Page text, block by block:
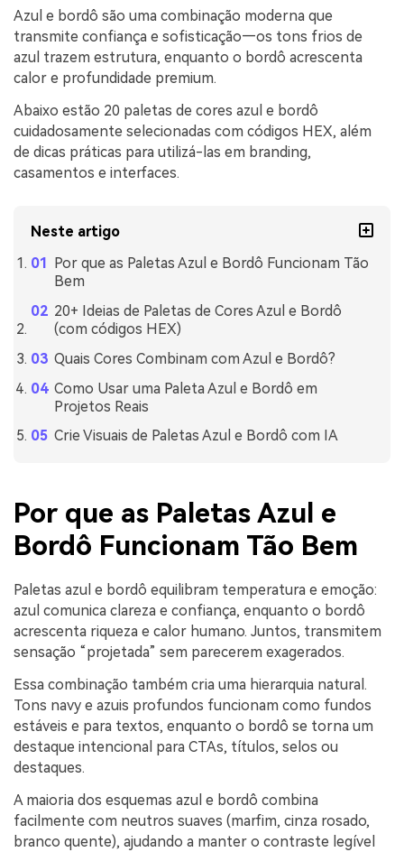
Azul e bordô são uma combinação moderna que
transmite confiança e sofisticação—os tons frios de
azul trazem estrutura, enquanto o bordô acrescenta
calor e profundidade premium.
Abaixo estão 20 paletas de cores azul e bordô
cuidadosamente selecionadas com códigos HEX, além
de dicas práticas para utilizá-las em branding,
casamentos e interfaces.
Neste artigo
Por que as Paletas Azul e Bordô Funcionam Tão
Bem
20+ Ideias de Paletas de Cores Azul e Bordô
(com códigos HEX)
Quais Cores Combinam com Azul e Bordô?
Como Usar uma Paleta Azul e Bordô em
Projetos Reais
Crie Visuais de Paletas Azul e Bordô com IA
Por que as Paletas Azul e
Bordô Funcionam Tão Bem
Paletas azul e bordô equilibram temperatura e emoção:
azul comunica clareza e confiança, enquanto o bordô
acrescenta riqueza e calor humano. Juntos, transmitem
sensação “projetada” sem parecerem exagerados.
Essa combinação também cria uma hierarquia natural.
Tons navy e azuis profundos funcionam como fundos
estáveis e para textos, enquanto o bordô se torna um
destaque intencional para CTAs, títulos, selos ou
destaques.
A maioria dos esquemas azul e bordô combina
facilmente com neutros suaves (marfim, cinza rosado,
branco quente), ajudando a manter o contraste legível